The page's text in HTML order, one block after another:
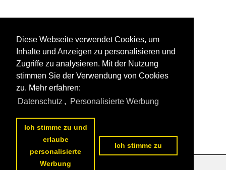
Diese Webseite verwendet Cookies, um
Inhalte und Anzeigen zu personalisieren und
Zugriffe zu analysieren. Mit der Nutzung
stimmen Sie der Verwendung von Cookies
zu. Mehr erfahren:
Datenschutz , Personalisierte Werbung
Ich stimme zu und
erlaube
personalisierte
Werbung
Ich stimme zu